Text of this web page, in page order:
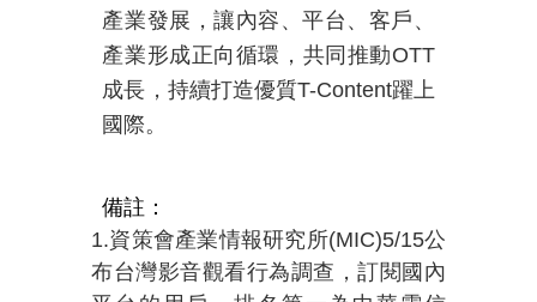
產業發展，讓內容、平台、客戶、
產業形成正向循環，共同推動OTT
成長，持續打造優質T-Content躍上
國際。
備註：
1.資策會產業情報研究所(MIC)5/15公
布台灣影音觀看行為調查，訂閱國內